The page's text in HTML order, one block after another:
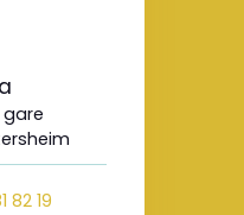
gare
82 19